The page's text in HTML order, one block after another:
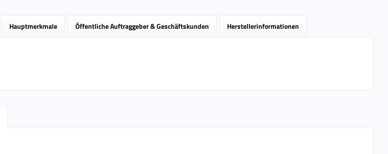
Hauptmerkmale Öffentliche Auftraggeber & Geschäftskunden Herstellerinformationen